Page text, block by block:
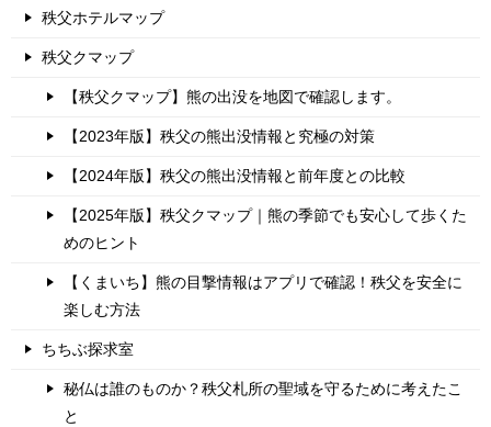
秩父ホテルマップ
秩父クマップ
【秩父クマップ】熊の出没を地図で確認します。
【2023年版】秩父の熊出没情報と究極の対策
【2024年版】秩父の熊出没情報と前年度との比較
【2025年版】秩父クマップ｜熊の季節でも安心して歩くた
めのヒント
【くまいち】熊の目撃情報はアプリで確認！秩父を安全に
楽しむ方法
ちちぶ探求室
秘仏は誰のものか？秩父札所の聖域を守るために考えたこ
と